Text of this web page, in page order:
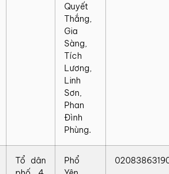
Quyết
Thắng,
Gia
Sàng,
Tích
Lương,
Linh
Sơn,
Phan
Đình
Phùng.
Tổ dân
Phổ